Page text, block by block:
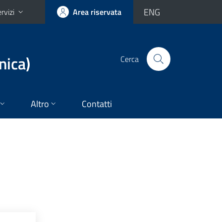
Area riservata ENG
Cerca
Altro Contatti